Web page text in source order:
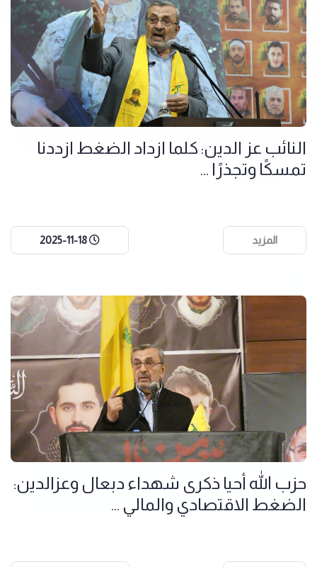
النائب عز الدين: كلما ازداد الضغط ازددنا
تمسكًا وتجذرًا ...
المزيد
حزب الله أحيا ذكرى شهداء دبعال وعزالدين:
الضغط الاقتصادي والمالي ...